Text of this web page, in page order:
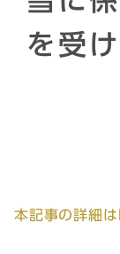
を受
本記事の詳細